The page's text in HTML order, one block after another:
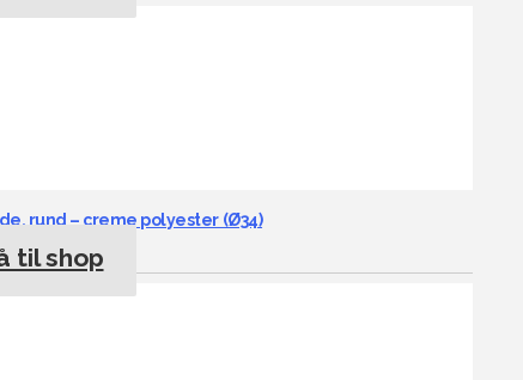
rund – creme polyester (Ø34)
til shop